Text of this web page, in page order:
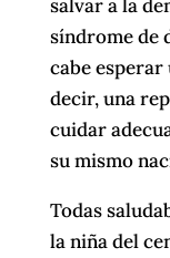
salvar a la
síndrome de
cabe esperar
decir, una
cuidar
su mismo
Todas
la niña del